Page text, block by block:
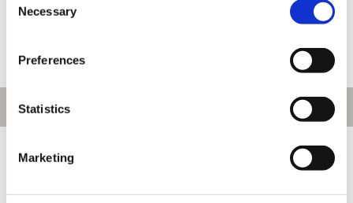
Selection
Necessary
Preferences
Statistics
Marketing
3,630円 (税込)
キーワード